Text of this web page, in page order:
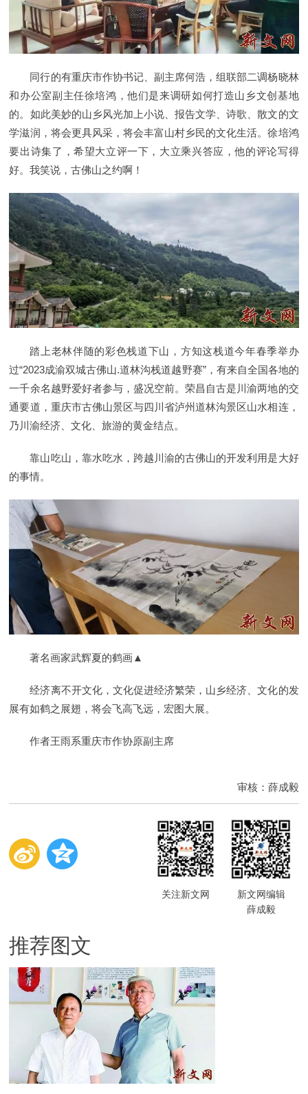
同行的有重庆市作协书记、副主席何浩，组联部二调杨晓林
和办公室副主任徐培鸿，他们是来调研如何打造山乡文创基地
的。如此美妙的山乡风光加上小说、报告文学、诗歌、散文的文
学滋润，将会更具风采，将会丰富山村乡民的文化生活。徐培鸿
要出诗集了，希望大立评一下，大立乘兴答应，他的评论写得
好。我笑说，古佛山之约啊！
踏上老林伴随的彩色栈道下山，方知这栈道今年春季举办
过“2023成渝双城古佛山.道林沟栈道越野赛”，有来自全国各地的
一千余名越野爱好者参与，盛况空前。荣昌自古是川渝两地的交
通要道，重庆市古佛山景区与四川省泸州道林沟景区山水相连，
乃川渝经济、文化、旅游的黄金结点。
靠山吃山，靠水吃水，跨越川渝的古佛山的开发利用是大好
的事情。
著名画家武辉夏的鹤画▲
经济离不开文化，文化促进经济繁荣，山乡经济、文化的发
展有如鹤之展翅，将会飞高飞远，宏图大展。
作者王雨系重庆市作协原副主席
审核：薛成毅
关注新文网
新文网编辑
薛成毅
推荐图文